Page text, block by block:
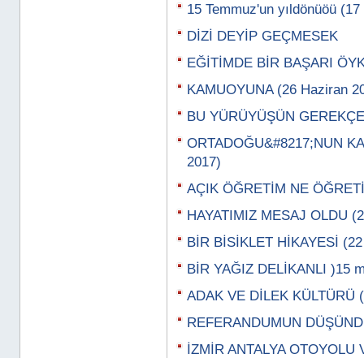
15 Temmuz'un yıldönüöü
DİZİ DEYİP GEÇMESEK
EĞİTİMDE BİR BAŞARI
KAMUOYUNA (26 Haziran
BU YÜRÜYÜŞÜN
ORTADOĞU&#8217;NUN
2017)
AÇIK ÖĞRETİM NE
HAYATIMIZ MESAJ OLDU
BİR BİSİKLET HİKAYESİ
BİR YAĞIZ DELİKANLI )15
ADAK VE DİLEK KÜLTÜRÜ
REFERANDUMUN
İZMİR ANTALYA